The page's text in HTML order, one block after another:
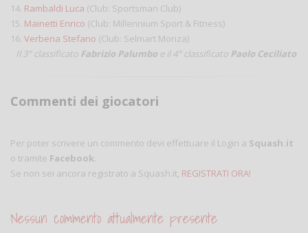
14. Rambaldi Luca (Club: Sportsman Club)
15. Mainetti Enrico (Club: Millennium Sport & Fitness)
16. Verbena Stefano (Club: Selmart Monza)
Il 3° classificato Fabrizio Palumbo e il4° classificato Paolo Ceciliato
Commenti dei giocatori
Per poter scrivere un commento devi effettuare il Login a Squash.it
o tramite Facebook.
Se non sei ancora registrato a Squash.it, REGISTRATI ORA!
Nessun commento attualmente presente